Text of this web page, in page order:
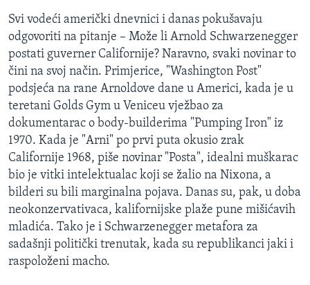
Svi vodeći američki dnevnici i danas pokušavaju
odgovoriti na pitanje – Može li Arnold Schwarzenegger
postati guverner Californije? Naravno, svaki novinar to
čini na svoj način. Primjerice, "Washington Post"
podsjeća na rane Arnoldove dane u Americi, kada je u
teretani Golds Gym u Veniceu vježbao za
dokumentarac o body-builderima "Pumping Iron" iz
1970. Kada je "Arni" po prvi puta okusio zrak
Californije 1968, piše novinar "Posta", idealni muškarac
bio je vitki intelektualac koji se žalio na Nixona, a
bilderi su bili marginalna pojava. Danas su, pak, u doba
neokonzervativaca, kalifornijske plaže pune mišićavih
mladića. Tako je i Schwarzenegger metafora za
sadašnji politički trenutak, kada su republikanci jaki i
raspoloženi macho.